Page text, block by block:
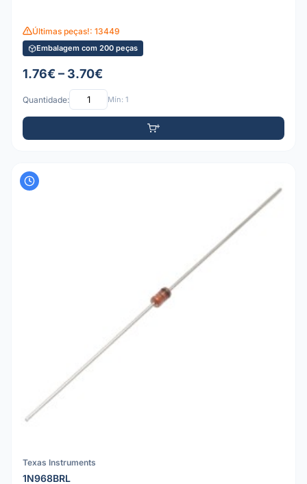
Últimas peças!: 13449
Embalagem com 200 peças
1.76€ – 3.70€
Quantidade: Mín: 1
Texas Instruments
1N968BRL